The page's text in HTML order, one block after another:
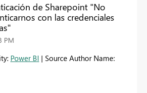
de Sharepoint "No
con las credenciales
PM
Power BI | Source Author Name: